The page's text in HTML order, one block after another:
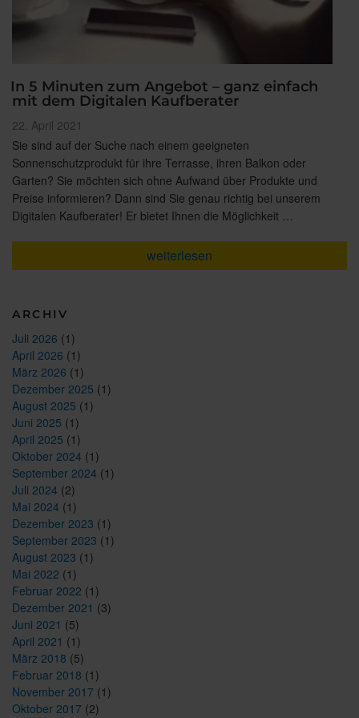
In 5 Minuten zum Angebot – ganz einfach
mit dem Digitalen Kaufberater
Veröffentlicht
am
22. April 2021
Sie sind auf der Suche nach einem geeigneten
Sonnenschutzprodukt für ihre Terrasse, ihren Balkon oder
Garten? Sie möchten sich ohne Aufwand über Produkte und
Preise informieren? Dann sind Sie genau richtig bei unserem
Digitalen Kaufberater! Er bietet Ihnen die Möglichkeit …
„In
5
weiterlesen
ARCHIV
Juli 2026 (1)
April 2026 (1)
März 2026 (1)
Dezember 2025 (1)
August 2025 (1)
Juni 2025 (1)
April 2025 (1)
Oktober 2024 (1)
September 2024 (1)
Juli 2024 (2)
Mai 2024 (1)
Dezember 2023 (1)
September 2023 (1)
August 2023 (1)
Mai 2022 (1)
Februar 2022 (1)
Dezember 2021 (3)
Juni 2021 (5)
April 2021 (1)
März 2018 (5)
Februar 2018 (1)
November 2017 (1)
Oktober 2017 (2)